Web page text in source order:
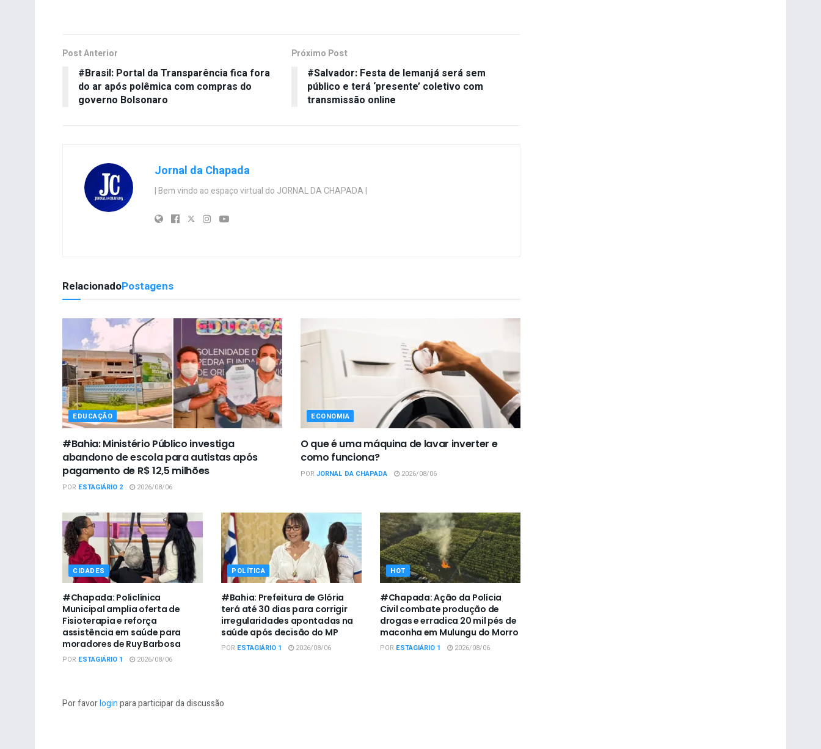
Post Anterior
#Brasil: Portal da Transparência fica fora
do ar após polêmica com compras do
governo Bolsonaro
Próximo Post
#Salvador: Festa de Iemanjá será sem
público e terá ‘presente’ coletivo com
transmissão online
Jornal da Chapada
| Bem vindo ao espaço virtual do JORNAL DA CHAPADA |
RelacionadoPostagens
EDUCAÇÃO
#Bahia: Ministério Público investiga
abandono de escola para autistas após
pagamento de R$ 12,5 milhões
POR ESTAGIÁRIO 2 2026/08/06
ECONOMIA
O que é uma máquina de lavar inverter e
como funciona?
POR JORNAL DA CHAPADA 2026/08/06
CIDADES
#Chapada: Policlínica
Municipal amplia oferta de
Fisioterapia e reforça
assistência em saúde para
moradores de Ruy Barbosa
POR ESTAGIÁRIO 1 2026/08/06
POLÍTICA
#Bahia: Prefeitura de Glória
terá até 30 dias para corrigir
irregularidades apontadas na
saúde após decisão do MP
POR ESTAGIÁRIO 1 2026/08/06
HOT
#Chapada: Ação da Polícia
Civil combate produção de
drogas e erradica 20 mil pés de
maconha em Mulungu do Morro
POR ESTAGIÁRIO 1 2026/08/06
Por favorloginpara participar da discussão